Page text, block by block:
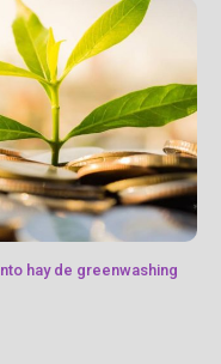
hay de greenwashing